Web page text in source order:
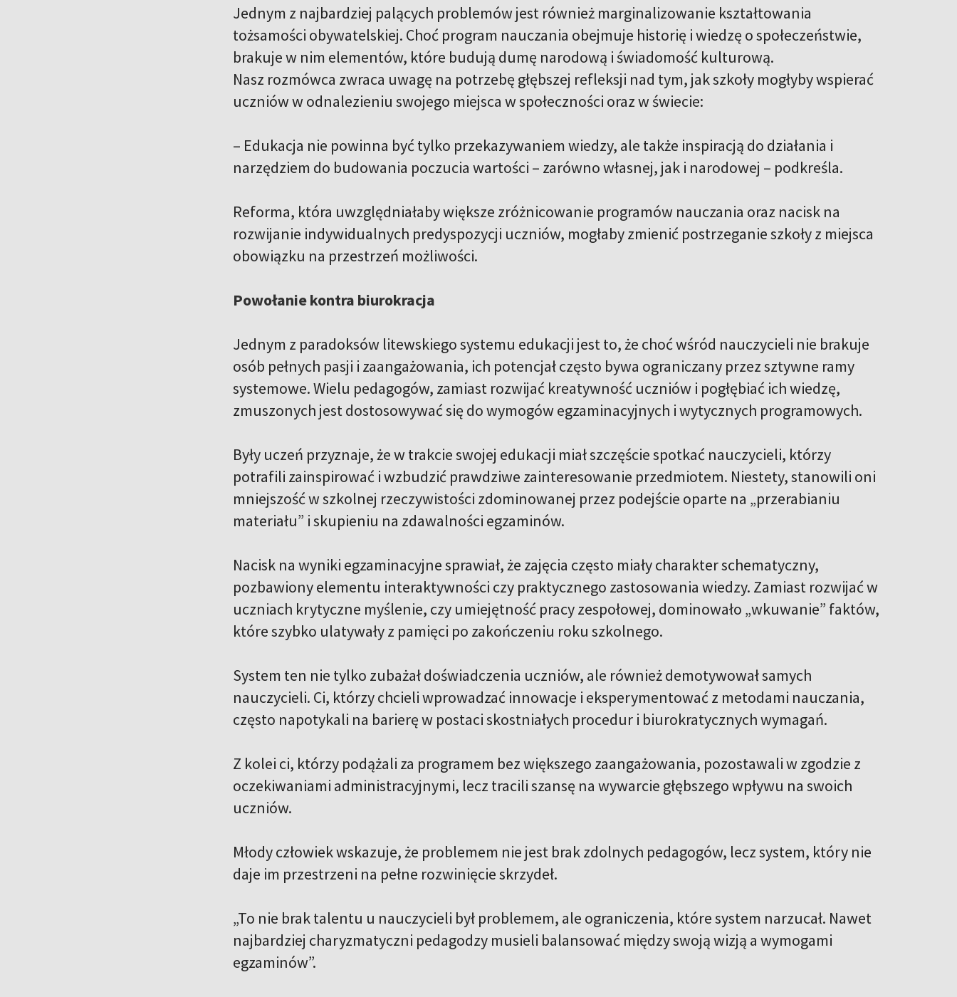
Jednym z najbardziej palących problemów jest również marginalizowanie kształtowania
tożsamości obywatelskiej. Choć program nauczania obejmuje historię i wiedzę o społeczeństwie,
brakuje w nim elementów, które budują dumę narodową i świadomość kulturową.
Nasz rozmówca zwraca uwagę na potrzebę głębszej refleksji nad tym, jak szkoły mogłyby wspierać
uczniów w odnalezieniu swojego miejsca w społeczności oraz w świecie:
– Edukacja nie powinna być tylko przekazywaniem wiedzy, ale także inspiracją do działania i
narzędziem do budowania poczucia wartości – zarówno własnej, jak i narodowej – podkreśla.
Reforma, która uwzględniałaby większe zróżnicowanie programów nauczania oraz nacisk na
rozwijanie indywidualnych predyspozycji uczniów, mogłaby zmienić postrzeganie szkoły z miejsca
obowiązku na przestrzeń możliwości.
Powołanie kontra biurokracja
Jednym z paradoksów litewskiego systemu edukacji jest to, że choć wśród nauczycieli nie brakuje
osób pełnych pasji i zaangażowania, ich potencjał często bywa ograniczany przez sztywne ramy
systemowe. Wielu pedagogów, zamiast rozwijać kreatywność uczniów i pogłębiać ich wiedzę,
zmuszonych jest dostosowywać się do wymogów egzaminacyjnych i wytycznych programowych.
Były uczeń przyznaje, że w trakcie swojej edukacji miał szczęście spotkać nauczycieli, którzy
potrafili zainspirować i wzbudzić prawdziwe zainteresowanie przedmiotem. Niestety, stanowili oni
mniejszość w szkolnej rzeczywistości zdominowanej przez podejście oparte na „przerabianiu
materiału” i skupieniu na zdawalności egzaminów.
Nacisk na wyniki egzaminacyjne sprawiał, że zajęcia często miały charakter schematyczny,
pozbawiony elementu interaktywności czy praktycznego zastosowania wiedzy. Zamiast rozwijać w
uczniach krytyczne myślenie, czy umiejętność pracy zespołowej, dominowało „wkuwanie” faktów,
które szybko ulatywały z pamięci po zakończeniu roku szkolnego.
System ten nie tylko zubażał doświadczenia uczniów, ale również demotywował samych
nauczycieli. Ci, którzy chcieli wprowadzać innowacje i eksperymentować z metodami nauczania,
często napotykali na barierę w postaci skostniałych procedur i biurokratycznych wymagań.
Z kolei ci, którzy podążali za programem bez większego zaangażowania, pozostawali w zgodzie z
oczekiwaniami administracyjnymi, lecz tracili szansę na wywarcie głębszego wpływu na swoich
uczniów.
Młody człowiek wskazuje, że problemem nie jest brak zdolnych pedagogów, lecz system, który nie
daje im przestrzeni na pełne rozwinięcie skrzydeł.
„To nie brak talentu u nauczycieli był problemem, ale ograniczenia, które system narzucał. Nawet
najbardziej charyzmatyczni pedagodzy musieli balansować między swoją wizją a wymogami
egzaminów”.